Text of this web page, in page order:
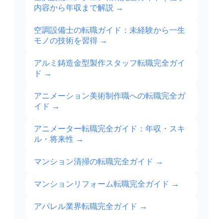
内容から年収まで解説 →
空調設備士の転職ガイド：未経験から一生
モノの技術を習得 →
アルミ鋳造金型製作スタッフ転職完全ガイ
ド →
アニメーション美術制作職への転職完全ガ
イド →
アニメーター転職完全ガイド：年収・スキ
ル・将来性 →
マンション清掃の転職完全ガイド →
マンションリフォーム転職完全ガイド →
アパレル業界転職完全ガイド →